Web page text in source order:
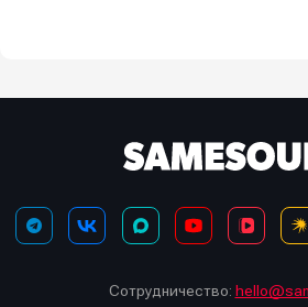
Сотрудничество: